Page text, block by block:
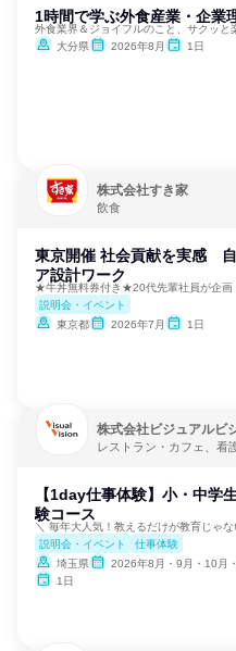
1時間で学ぶ外食産業・企業
大分県
2026年8月 1日
株式会社すき家
飲食
東京開催 社会貢献を実感
ア設計ワーク
★牛丼無料券付き★20代先輩社員が企画
説明会・イベント
東京都
2026年7月 1日
株式会社ビジュアルビ
レストラン・カフェ、看
【1day仕事体験】小・中学
験コース
＼ 毎年大人気！教えるだけが教育じゃな
説明会・イベント
仕事体験
埼玉県
2026年8月・9月・10月・11
1日